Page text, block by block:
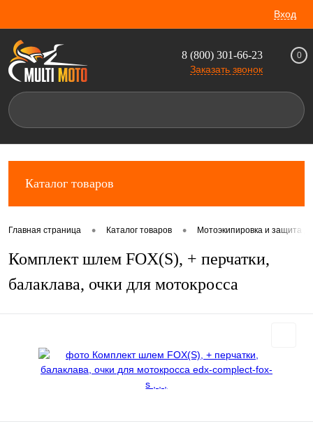
Вход
8 (800) 301-66-23
Заказать звонок
0
Каталог товаров
Главная страница • Каталог товаров • Мотоэкипировка и защита
Комплект шлем FOX(S), + перчатки,
балаклава, очки для мотокросса